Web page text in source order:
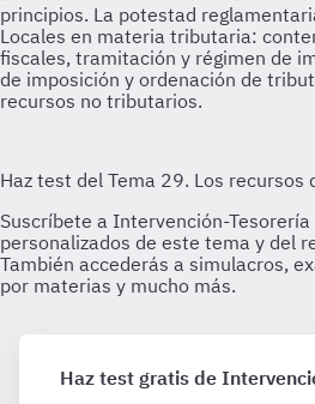
Haz test gratis de